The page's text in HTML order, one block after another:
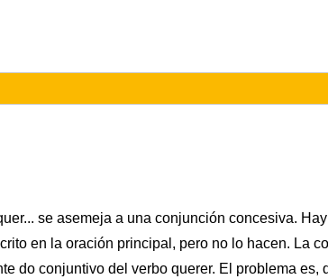
se asemeja a una conjunción concesiva.
en la oración principal, pero no lo hacen. La
do conjuntivo del verbo querer. El problema